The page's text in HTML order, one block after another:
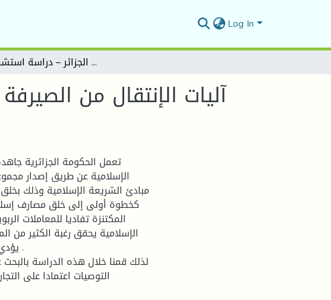
Log In
آليات الإنتقال من الصيرفة التقليدية الى الصيرفة الإسلامية في الجزائر – دراسة استشرافية
آليات الإنتقال من
تعمل الحكومة الجزائرية
الإسلامية عن طريق إصدار
مبادئ الشريعة الإسلامية وذلك
كخطوة أولى إلى خلق مصارف
المكتنزة تفاديا للمعاملات
الإسلامية يحقق رغبة الكثير من
لذلك قمنا خلال هذه الدراسة
التوصيات اعتمادا على